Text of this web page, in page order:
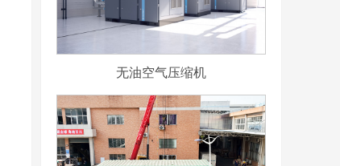
无油空气压缩机